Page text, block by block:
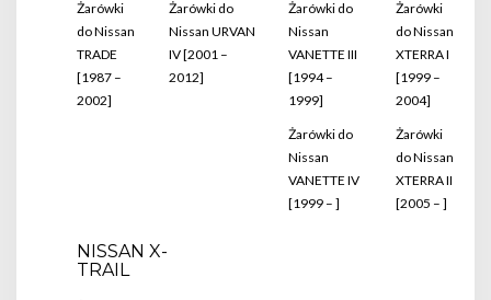
Żarówki
do Nissan
TRADE
[1987 –
2002]
Żarówki do
Nissan URVAN
IV [2001 –
2012]
Żarówki do
Nissan
VANETTE III
[1994 –
1999]
Żarówki do
Nissan
VANETTE IV
[1999 – ]
Żarówki
do Nissan
XTERRA I
[1999 –
2004]
Żarówki
do Nissan
XTERRA II
[2005 – ]
NISSAN X-
TRAIL